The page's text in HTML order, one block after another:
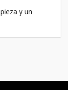
y un